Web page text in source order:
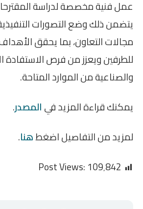
عمل فنية مخصصة لدراسة
يتضمن ذلك وضع التصورات
مجالات التعاون، بما يحقق
للطرفين ويعزز من فرص الاستفادة
والصناعية من الموارد المتاحة.
يمكنك قراءة المزيد فيالمصدر.
لمزيد من التفاصيل اضغطهنا.
Post Views:109٬842